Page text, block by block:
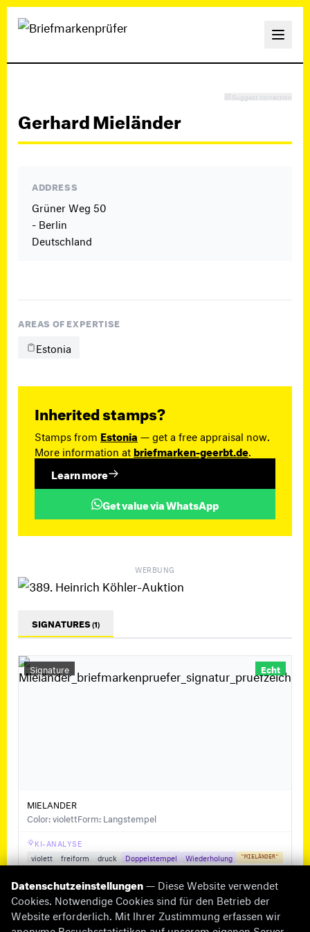
Suggest correction
Gerhard Mieländer
ADDRESS
Grüner Weg 50
- Berlin
Deutschland
AREAS OF EXPERTISE
Estonia
Inherited stamps?
Stamps from Estonia — get a free appraisal now.
More information atbriefmarken-geerbt.de
Learn more
Get value via WhatsApp
WERBUNG
SIGNATURES(1)
Signature Echt
MIELANDER
Color: violettForm: Langstempel
KI-ANALYSE
violett
freiform druck Doppelstempel Wiederholung "MIELÄNDER"
Datenschutzeinstellungen— Diese Website verwendet
Cookies. Notwendige Cookies sind für den Betrieb der
Website erforderlich. Mit Ihrer Zustimmung erfassen wir